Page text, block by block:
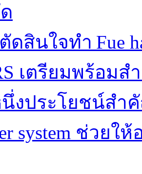
ดสินใจทำ Fue
เตรียมพร้อม
งประโยชน์สำคั
system ช่วย